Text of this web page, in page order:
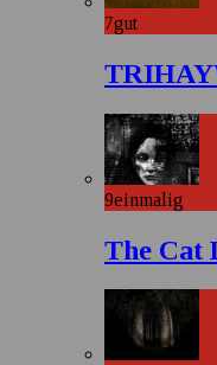
7gut
9einmalig
The Cat